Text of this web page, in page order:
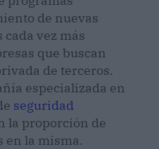
de nuevas
cada vez más
que buscan
de terceros.
especializada en
seguridad
la proporción de
en la misma.